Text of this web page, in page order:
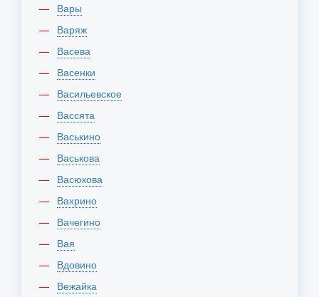
Вары
Варяж
Васева
Васенки
Васильевское
Вассята
Васькино
Васькова
Васюкова
Вахрино
Вачегино
Вая
Вдовино
Вежайка